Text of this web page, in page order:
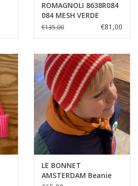
ROMAGNOLI 8638R084
084 MESH VERDE
AMAZZONIA
€135,00 €81,00
LE BONNET
AMSTERDAM Beanie